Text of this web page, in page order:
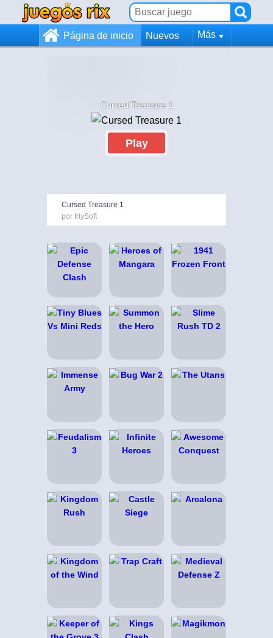
Página de inicio Nuevos Más
Cursed Treasure 1
Play
Cursed Treasure 1
por IriySoft